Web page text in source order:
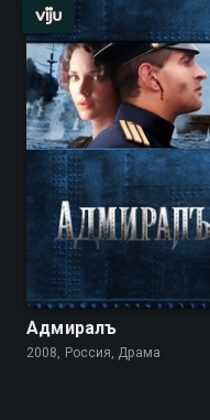
Адмиралъ
2008, Россия, Драма